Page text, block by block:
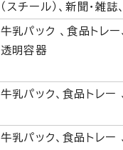
（スチール）、新聞・雑
牛乳パック 、食品トレー
透明容器
牛乳パック、食品トレー
牛乳パック、食品トレー